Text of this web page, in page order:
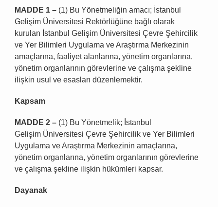
MADDE 1 – (1) Bu Yönetmeliğin amacı; İstanbul
Gelişim Üniversitesi Rektörlüğüne bağlı olarak
kurulan İstanbul Gelişim Üniversitesi Çevre Şehircilik
ve Yer Bilimleri Uygulama ve Araştırma Merkezinin
amaçlarına, faaliyet alanlarına, yönetim organlarına,
yönetim organlarının görevlerine ve çalışma şekline
ilişkin usul ve esasları düzenlemektir.
Kapsam
MADDE 2 – (1) Bu Yönetmelik; İstanbul
Gelişim Üniversitesi Çevre Şehircilik ve Yer Bilimleri
Uygulama ve Araştırma Merkezinin amaçlarına,
yönetim organlarına, yönetim organlarının görevlerine
ve çalışma şekline ilişkin hükümleri kapsar.
Dayanak